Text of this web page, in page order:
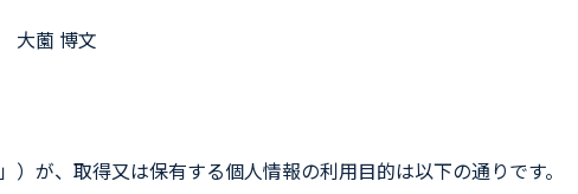
大薗 博文
が、取得又は保有する個人情報の利用目的は以下の通りです。